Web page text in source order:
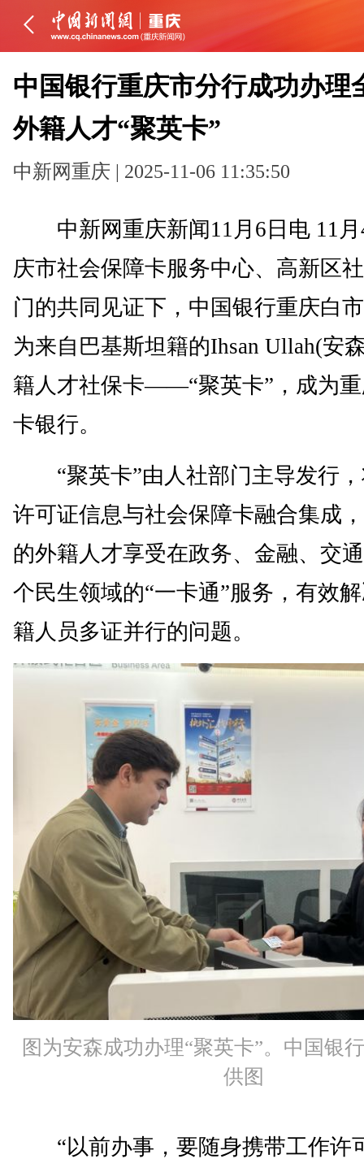
中国银行重庆市分行成功办理
外籍人才“聚英卡”
中新网重庆 | 2025-11-06 11:35:50
中新网重庆新闻11月6日电 11月
庆市社会保障卡服务中心、高新区
门的共同见证下，中国银行重庆白
为来自巴基斯坦籍的Ihsan Ullah(安
籍人才社保卡——“聚英卡”，成为
卡银行。
“聚英卡”由人社部门主导发行，
许可证信息与社会保障卡融合集成
的外籍人才享受在政务、金融、交
个民生领域的“一卡通”服务，有效
籍人员多证并行的问题。
图为安森成功办理“聚英卡”。中国银
供图
“以前办事，要随身携带工作许